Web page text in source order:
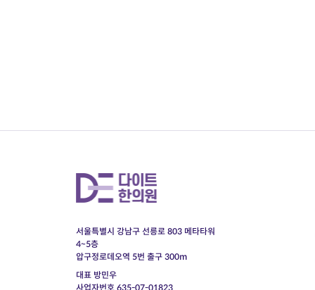
서울특별시 강남구 선릉로 803 메타타워
4~5층
압구정로데오역 5번 출구 300m
대표 방민우
사업자번호 635-07-01823